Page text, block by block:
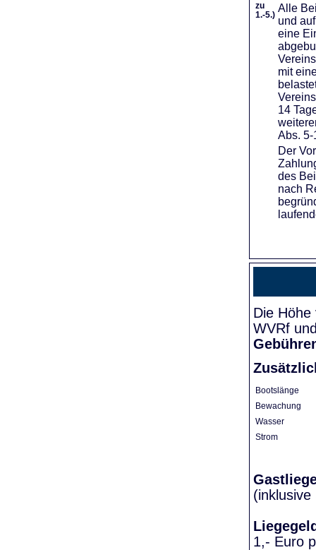
zu
1.-5.)
Alle
und
eine
mit
14
Abs.
Der
des
nach
Die
WVRf
Bootslänge
Bewachung
Wasser
Strom
1,- Euro